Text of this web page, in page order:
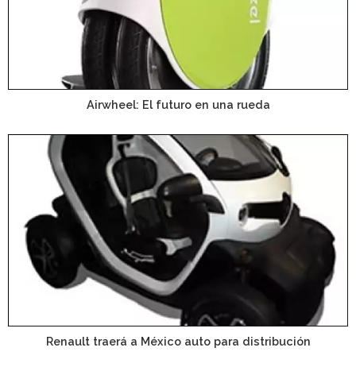
Airwheel: El futuro en una rueda
Renault traerá a México auto para distribución